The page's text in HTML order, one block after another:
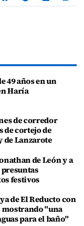
49 años en un
Haría
de corredor
de cortejo de
de Lanzarote
de León y a
festivos
de El Reducto con
"una
para el baño"